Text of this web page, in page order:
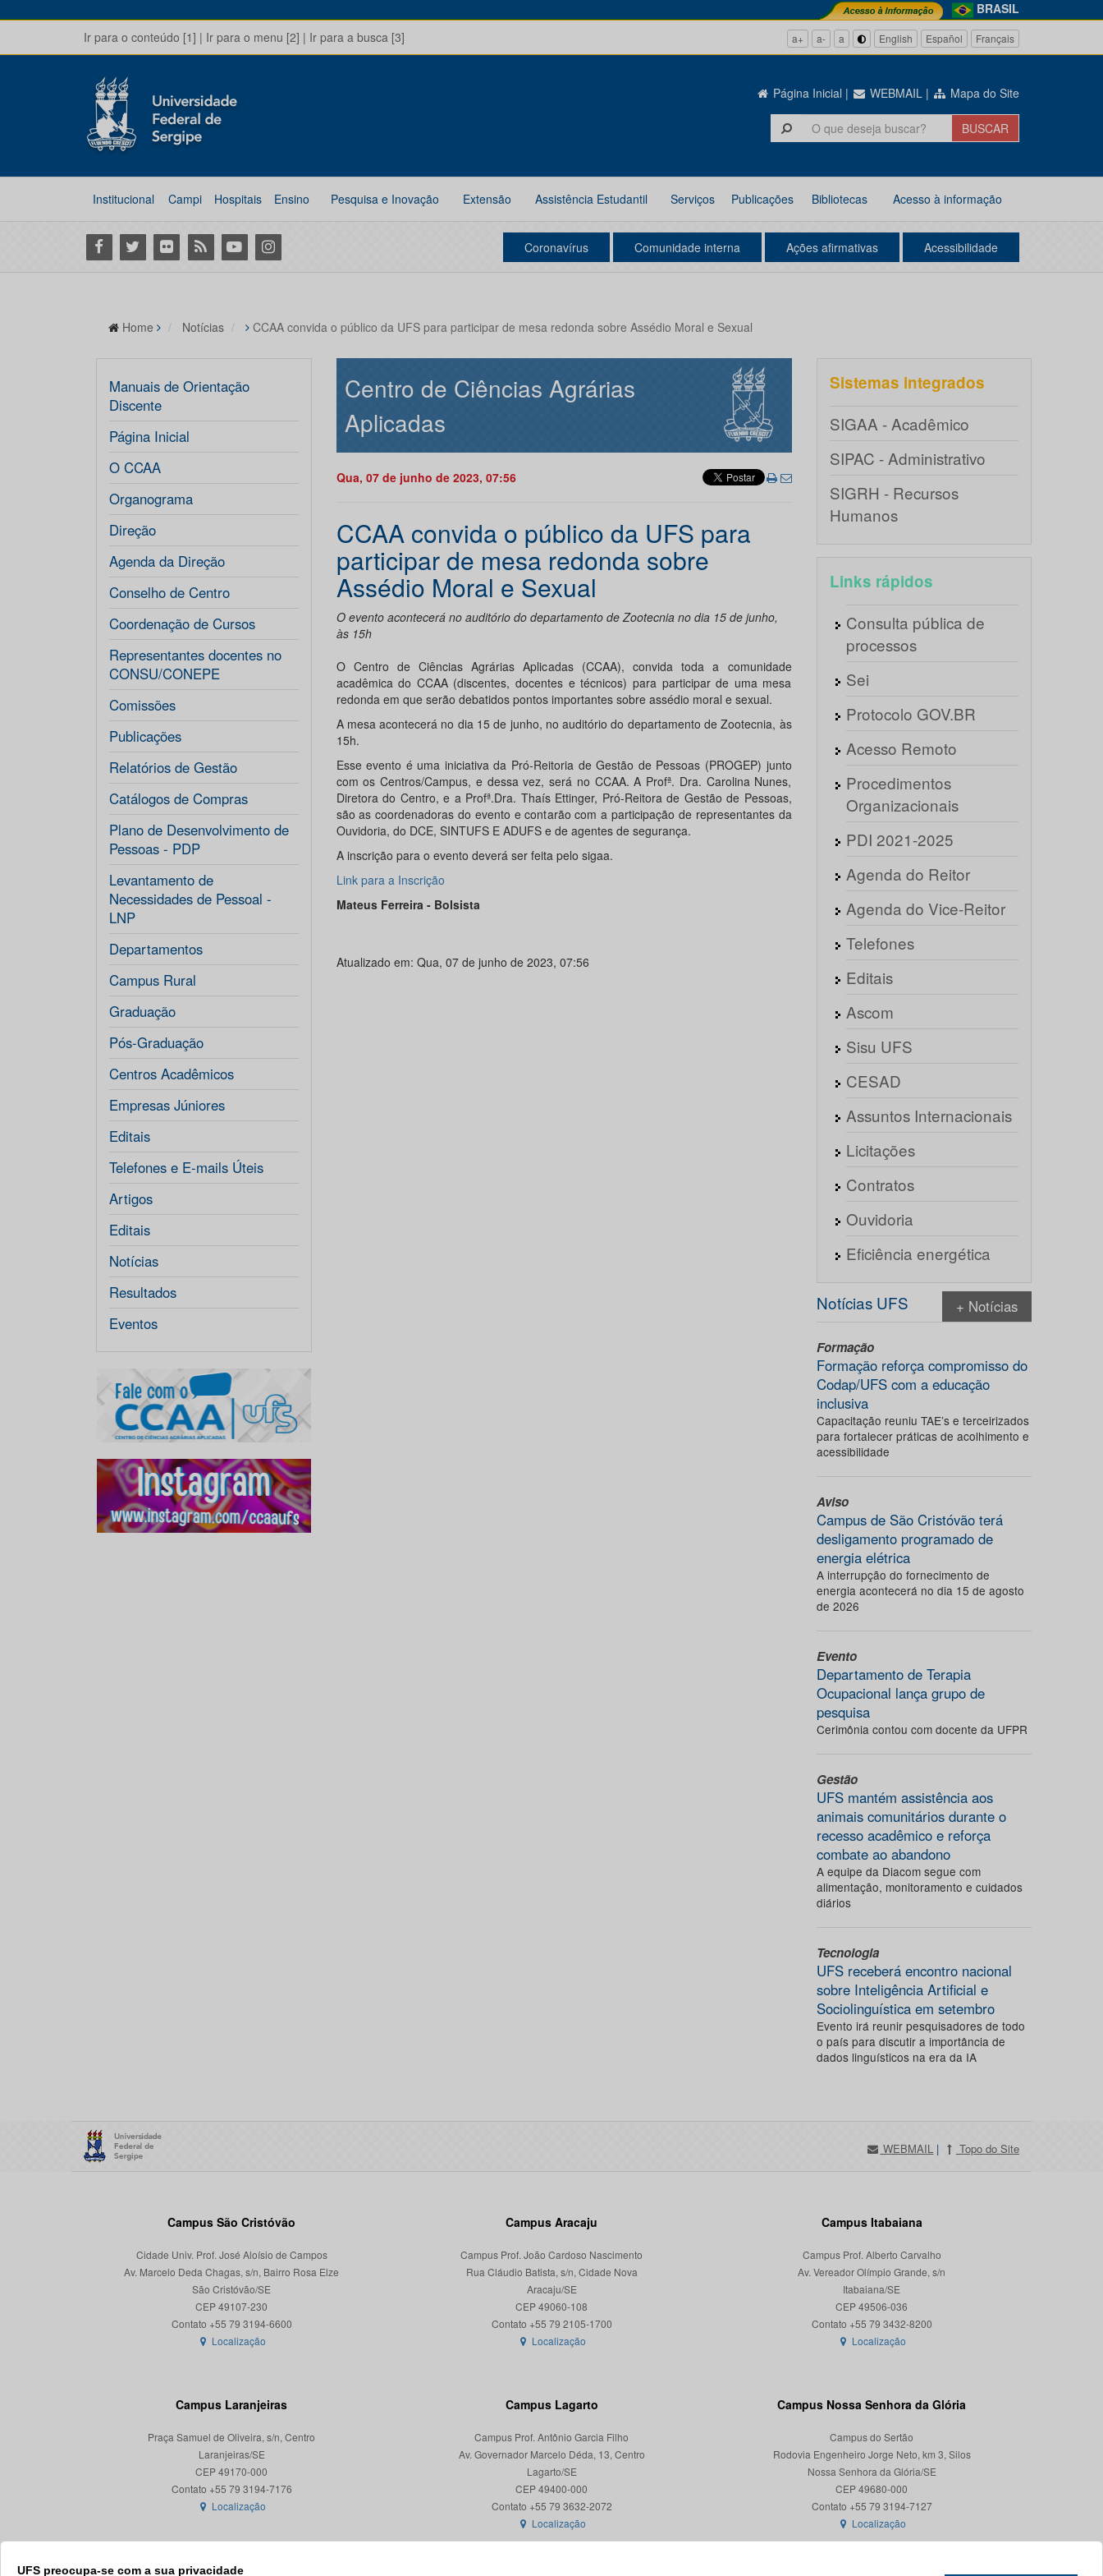
BRASIL
Ir para o conteúdo [1] | Ir para o menu [2] | Ir para a busca [3] a+ a- a English Español Français
Página Inicial | WEBMAIL | Mapa do Site
Institucional Campi Hospitais Ensino Pesquisa e Inovação Extensão Assistência Estudantil Serviços Publicações Bibliotecas Acesso à informação
Facebook
Twitter Flickr RSS YoutubeInstagram Coronavírus Comunidade interna Ações afirmativas Acessibilidade
UFS preocupa-se com a sua privacidade
Home Notícias CCAA convida o público da UFS para participar de mesa redonda sobre Assédio Moral e Sexual
Manuais de Orientação
Discente
Página Inicial
O CCAA
Organograma
Direção
Agenda da Direção
Conselho de Centro
Coordenação de Cursos
Representantes docentes no
CONSU/CONEPE
Comissões
Publicações
Relatórios de Gestão
Catálogos de Compras
Plano de Desenvolvimento de
Pessoas - PDP
Levantamento de
Necessidades de Pessoal -
LNP
Departamentos
Campus Rural
Graduação
Pós-Graduação
Centros Acadêmicos
Empresas Júniores
Editais
Telefones e E-mails Úteis
Artigos
Editais
Notícias
Resultados
Eventos
Centro de Ciências Agrárias
Aplicadas
Qua, 07 de junho de 2023, 07:56
CCAA convida o público da UFS para
participar de mesa redonda sobre
Assédio Moral e Sexual
O evento acontecerá no auditório do departamento de Zootecnia no dia 15 de junho,
às 15h
O Centro de Ciências Agrárias Aplicadas (CCAA), convida toda a comunidade
acadêmica do CCAA (discentes, docentes e técnicos) para participar de uma mesa
redonda em que serão debatidos pontos importantes sobre assédio moral e sexual.
A mesa acontecerá no dia 15 de junho, no auditório do departamento de Zootecnia, às
15h.
Esse evento é uma iniciativa da Pró-Reitoria de Gestão de Pessoas (PROGEP) junto
com os Centros/Campus, e dessa vez, será no CCAA. A Profª. Dra. Carolina Nunes,
Diretora do Centro, e a Profª.Dra. Thaís Ettinger, Pró-Reitora de Gestão de Pessoas,
são as coordenadoras do evento e contarão com a participação de representantes da
Ouvidoria, do DCE, SINTUFS E ADUFS e de agentes de segurança.
A inscrição para o evento deverá ser feita pelo sigaa.
Link para a Inscrição
Mateus Ferreira - Bolsista
Atualizado em: Qua, 07 de junho de 2023, 07:56
Sistemas integrados
SIGAA - Acadêmico
SIPAC - Administrativo
SIGRH - Recursos
Humanos
Links rápidos
Consulta pública de
processos
Sei
Protocolo GOV.BR
Acesso Remoto
Procedimentos
Organizacionais
PDI 2021-2025
Agenda do Reitor
Agenda do Vice-Reitor
Telefones
Editais
Ascom
Sisu UFS
CESAD
Assuntos Internacionais
Licitações
Contratos
Ouvidoria
Eficiência energética
Notícias UFS + Notícias
Formação
Formação reforça compromisso do
Codap/UFS com a educação
inclusiva
Capacitação reuniu TAE’s e terceirizados
para fortalecer práticas de acolhimento e
acessibilidade
Aviso
Campus de São Cristóvão terá
desligamento programado de
energia elétrica
A interrupção do fornecimento de
energia acontecerá no dia 15 de agosto
de 2026
Evento
Departamento de Terapia
Ocupacional lança grupo de
pesquisa
Cerimônia contou com docente da UFPR
Gestão
UFS mantém assistência aos
animais comunitários durante o
recesso acadêmico e reforça
combate ao abandono
A equipe da Diacom segue com
alimentação, monitoramento e cuidados
diários
Tecnologia
UFS receberá encontro nacional
sobre Inteligência Artificial e
Sociolinguística em setembro
Evento irá reunir pesquisadores de todo
o país para discutir a importância de
dados linguísticos na era da IA
WEBMAIL | Topo do Site
Campus São Cristóvão
Cidade Univ. Prof. José Aloísio de Campos
Av. Marcelo Deda Chagas, s/n, Bairro Rosa Elze
São Cristóvão/SE
CEP 49107-230
Localização
Campus Aracaju
Campus Prof. João Cardoso Nascimento
Rua Cláudio Batista, s/n, Cidade Nova
Aracaju/SE
CEP 49060-108
Localização
Campus Itabaiana
Campus Prof. Alberto Carvalho
Av. Vereador Olímpio Grande, s/n
Itabaiana/SE
CEP 49506-036
Localização
Campus Laranjeiras
Praça Samuel de Oliveira, s/n, Centro
Laranjeiras/SE
CEP 49170-000
Localização
Campus Lagarto
Campus Prof. Antônio Garcia Filho
Av. Governador Marcelo Déda, 13, Centro
Lagarto/SE
CEP 49400-000
Localização
Campus Nossa Senhora da Glória
Campus do Sertão
Rodovia Engenheiro Jorge Neto, km 3, Silos
Nossa Senhora da Glória/SE
CEP 49680-000
Contato +55 79 3194-7127
Localização